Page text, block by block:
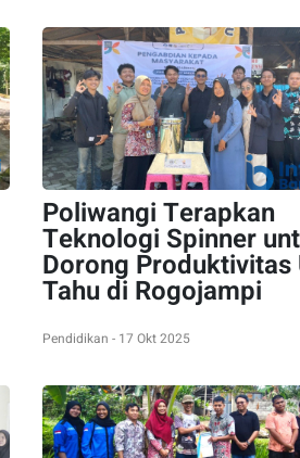
Poliwangi Terapkan
Teknologi Spinner
Dorong Produktivitas
Tahu di Rogojampi
Pendidikan - 17 Okt 2025